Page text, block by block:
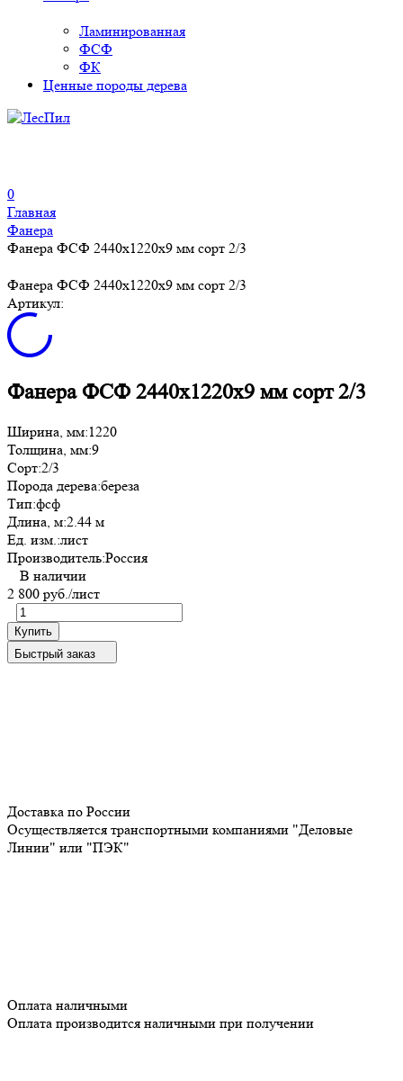
Ламинированная
ФСФ
ФК
Ценные породы дерева
0
Главная
Фанера
Фанера ФСФ 2440x1220x9 мм сорт 2/3
Фанера ФСФ 2440x1220x9 мм сорт 2/3
Артикул:
Фанера ФСФ 2440x1220x9 мм сорт 2/3
Ширина, мм:1220
Толщина, мм:9
Сорт:2/3
Порода дерева:береза
Тип:фсф
Длина, м:2.44 м
Ед. изм.:лист
Производитель:Россия
В наличии
2 800 руб./лист
Купить
Быстрый заказ
Доставка по России
Осуществляется транспортными компаниями "Деловые
Линии" или "ПЭК"
Оплата наличными
Оплата производится наличными при получении